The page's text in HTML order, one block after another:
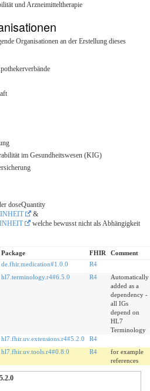
und Arzneimitteltherapie
Organisationen an der Erstellung dieses
im Gesundheitswesen (KIG)
doseQuantity
&
welche bewusst nicht als Abhängigkeit
Package FHIR
Comment
de.fhir.medication#1.0.0
R4
hl7.terminology.r4#6.5.0 R4
Automatically
added as a
dependency -
all IGs
depend on
HL7
Terminology
hl7.fhir.uv.extensions.r4#5.2.0
R4
hl7.fhir.uv.tools.r4#0.8.0 R4
for example
references